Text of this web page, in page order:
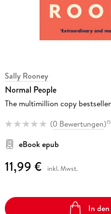
Sally Rooney
Normal People
The multimillion copy bestseller
(0 Bewertungen)15
eBook epub
11,99 € inkl. Mwst.
In